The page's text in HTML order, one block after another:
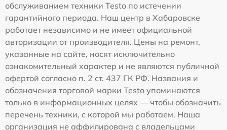
обслуживанием техники Testo по истечении
гарантийного периода. Наш центр в Хабаровске
работает независимо и не имеет официальной
авторизации от производителя. Цены на ремонт,
указанные на сайте, носят исключительно
ознакомительный характер и не являются публичной
офертой согласно п. 2 ст. 437 ГК РФ. Названия и
обозначения торговой марки Testo упоминаются
только в информационных целях — чтобы обозначить
перечень техники, с которой мы работаем. Наша
организация не аффилирована с владельцами